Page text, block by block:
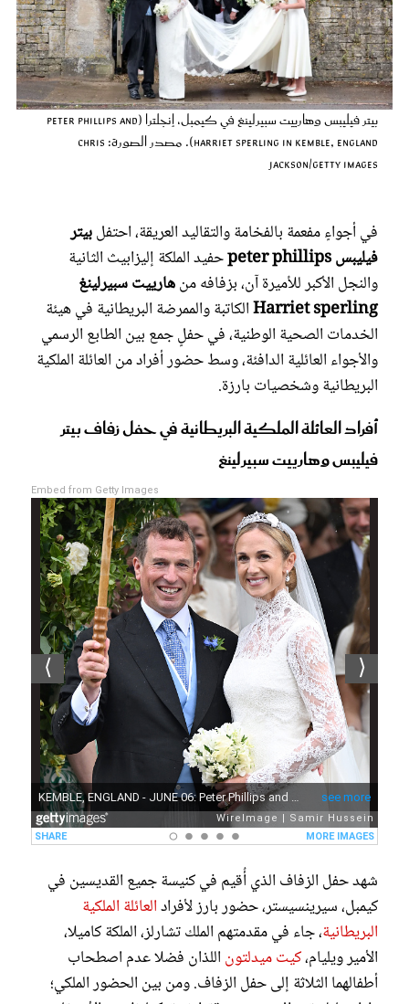
بيتر فيليبس وهارييت سبيرلينغ في كيمبل، إنجلترا (Peter Phillips and
Harriet Sperling in Kemble, England). مصدر الصورة: Chris
Jackson/Getty Images
في أجواءٍ مفعمة بالفخامة والتقاليد العريقة، احتفلبيتر
فيليبس peter phillips
حفيد الملكة إليزابيث الثانية
والنجل الأكبر للأميرة آن، بزفافه منهارييت سبيرلينغ
Harriet sperlingالكاتبة والممرضة البريطانية في هيئة
الخدمات الصحية الوطنية، في حفلٍ جمع بين الطابع الرسمي
والأجواء العائلية الدافئة، وسط حضور أفراد من العائلة الملكية
البريطانية وشخصيات بارزة.
أفراد العائلة الملكية البريطانية في حفل زفاف بيتر
فيليبس وهارييت سبيرلينغ
Embed from Getty Images
شهد حفل الزفاف الذي أُقيم في كنيسة جميع القديسين في
كيمبل، سيرينسيستر، حضور بارز لأفرادالعائلة الملكية
البريطانية، جاء في مقدمتهم الملك تشارلز، الملكة كاميلا،
الأمير ويليام،كيت ميدلتون اللذان فضلا عدم اصطحاب
أطفالهما الثلاثة إلى حفل الزفاف. ومن بين الحضور الملكي؛
عروس سيدتي
مجلة سيدتي
غلاف رفمي